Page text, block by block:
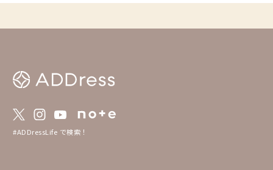
#ADDressLife で検索！